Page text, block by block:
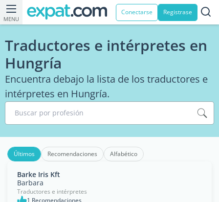
MENU
Conectarse Registrase
Traductores e intérpretes en
Hungría
Encuentra debajo la lista de los traductores e
intérpretes en Hungría.
Buscar por profesión
Últimos Recomendaciones Alfabético
Barke Iris Kft
Barbara
Traductores e intérpretes
1 Recomendaciones